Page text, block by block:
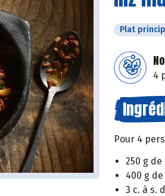
Plat
4
Pour 4
250 g
400 g
3 c. à s.